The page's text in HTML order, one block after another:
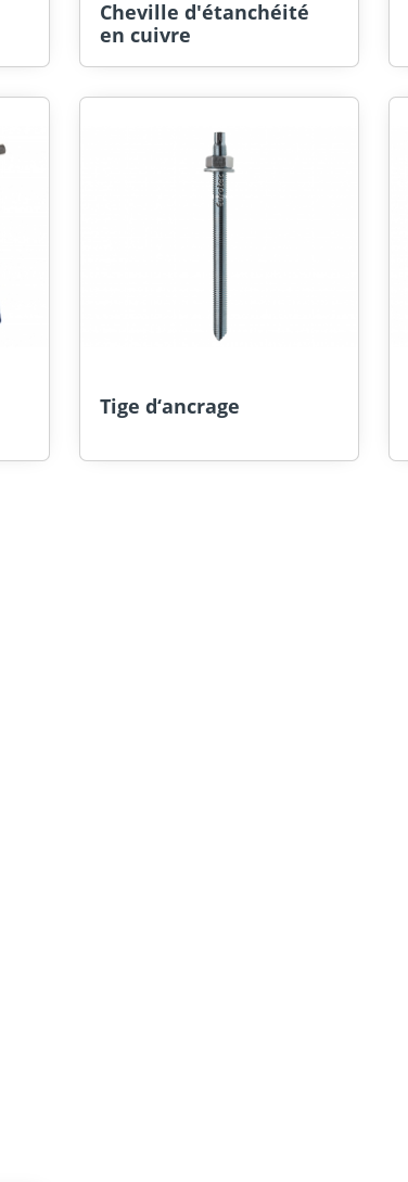
Cheville d'étanchéité
en cuivre
Tige d‘ancrage